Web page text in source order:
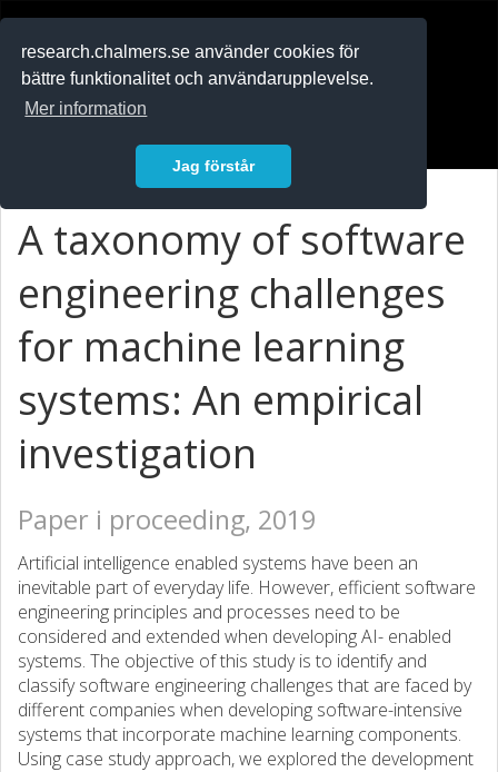
research.chalmers.se använder cookies för
bättre funktionalitet och användarupplevelse.
Mer information
Jag förstår
A taxonomy of software
engineering challenges
for machine learning
systems: An empirical
investigation
Paper i proceeding, 2019
Artificial intelligence enabled systems have been an
inevitable part of everyday life. However, efficient software
engineering principles and processes need to be
considered and extended when developing AI- enabled
systems. The objective of this study is to identify and
classify software engineering challenges that are faced by
different companies when developing software-intensive
systems that incorporate machine learning components.
Using case study approach, we explored the development